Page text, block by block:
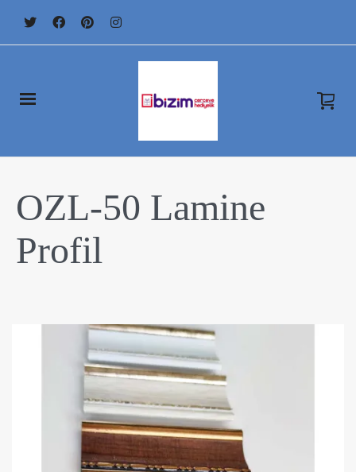
OZL-50 Lamine
Profil